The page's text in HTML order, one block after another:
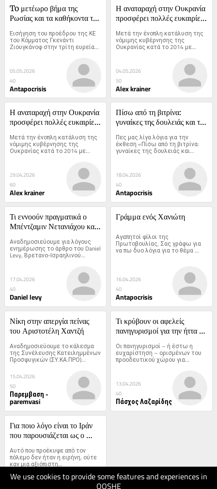
We use cookies to provide some features and experiences in
QOSHE
To μετέωρο βήμα της
Ρωσίας και τα καθήκοντα του
Εισήγηση του προέδρου της ΚΕ
του Κόμματος Γκενάντι
Ζιουγκάνοφ στην τρίτη ευρεία...
05.05.2026
40
Antapocrisis
Η αναταραχή στην Ουκρανία
προσφέρει πολλές ευκαιρίες
πολλές…
Μετά την ένοπλη κατάλυση της
νόμιμης κυβέρνησης της
Ουκρανίας κατά το 2014 με...
04.05.2026
50
Alex krainer
Η αναταραχή στην Ουκρανία
προσφέρει πολλές ευκαιρίες
πολλές…
Μετά την ένοπλη κατάλυση της
νόμιμης κυβέρνησης της
Ουκρανίας κατά το 2014 με...
29.04.2026
60
Alex krainer
Πίσω από τη βιτρίνα:
γυναίκες της δουλειάς και της
Ειρήνη Γεωργοπούλου.
Πες μας λίγα λόγια για την
έκθεση «Πίσω από τη βιτρίνα:
γυναίκες της δουλειάς και...
18.04.2026
40
Antapocrisis
Τι εννοούν πραγματικά ο
Μπέντζαμιν Νετανιάχου και
αναφέρονται στο «Μεγάλο
Ισραήλ»
Αναδημοσιεύουμε για λόγους
ενημέρωσης το άρθρο του Daniel
Levy, Βρετανο-Ισραηλινού...
17.04.2026
40
Daniel levy
Γράμμα ενός Χανιώτη
Αγαπητοί φίλοι της
Πρωτοβουλίας, Σας γράφω για
να πω δυο λόγια για το θέμα
16.04.2026
40
Antapocrisis
Νίκη στην απεργία πείνας
του Αριστοτέλη Χαντζή
Αναδημοσιεύουμε το κάλεσμα
της Συνέλευσης Κατειλημμένων
Προσφυγικών (ΣΥ.ΚΑ.ΠΡΟ)...
15.04.2026
50
Παρεμβαση -
paremvasi
Τι κρύβουν οι αφελείς
πανηγυρισμοί για την ήττα
Οι πανηγυρισμοί – ή έστω η
ευχαρίστηση – ορισμένων του
προοδευτικού χώρου για...
13.04.2026
40
Πάσχος Λαζαρίδης
Για ποιο λόγο είναι το Ιράν
που παρουσιάζεται ως ο
Αυτό που προέκυψε από τον
πόλεμο δεν ήταν η ειρήνη, ούτε
καν μια αξιόπιστη...